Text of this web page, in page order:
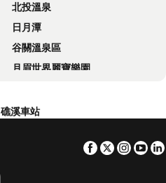
Yamagata Kaku Hotel & Spa
葛瑪蘭溫泉飯店
川湯溫泉養生館
伯斯飯店
Mucha Hotel
Orient Luxury Hotel-Jiaoxi
北投溫泉
日月潭
谷關溫泉區
月眉世界麗寶樂園
逢甲夜市
礁溪車站
Facebook
Twitter